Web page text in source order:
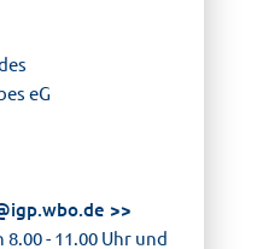
eG
igp.wbo.de
- 11.00 Uhr und